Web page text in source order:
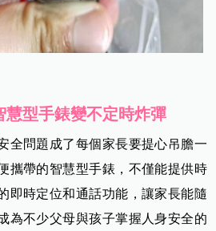
慧型手錶變不定時炸彈
全問題成了每個家長要提心吊膽一
攜帶的智慧型手錶，不僅能提供時
即時定位和通話功能，讓家長能隨
為不少父母與孩子掌握人身安全的